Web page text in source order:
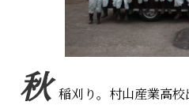
秋稲刈り。村山産業高